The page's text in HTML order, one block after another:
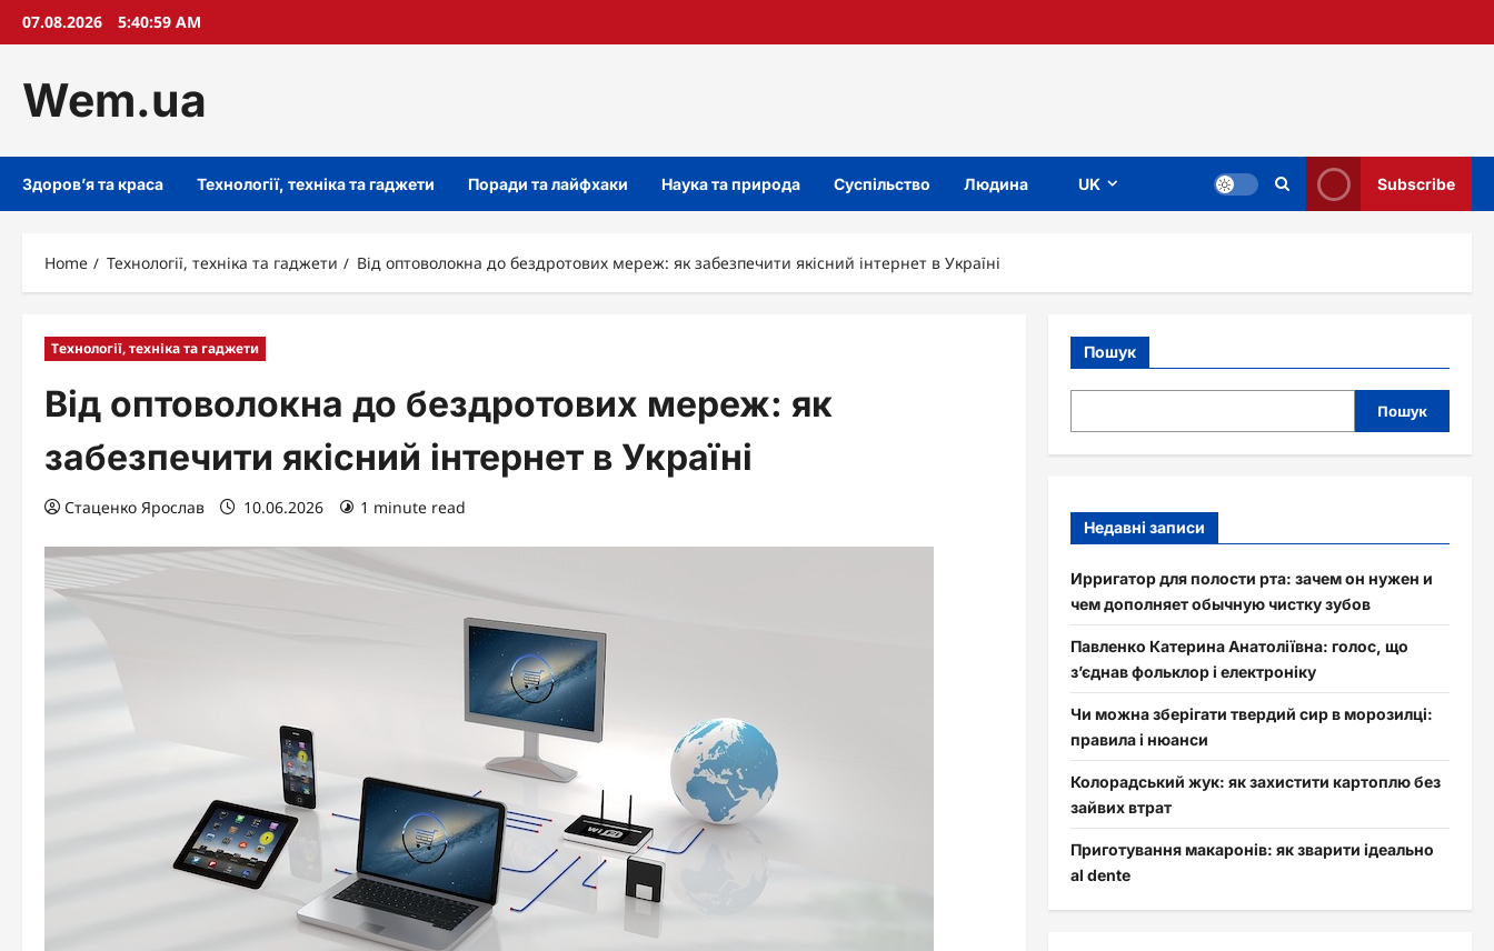
Skip07.08.2026 5:41:00 AM
Wem.ua
Здоров’я та краса Технології, техніка та гаджети Поради та лайфхаки Наука та природа Суспільство Людина UK Subscribe
Home Технології, техніка та гаджети Від оптоволокна до бездротових мереж: як забезпечити якісний інтернет в Україні
Технології, техніка та гаджети
Від оптоволокна до бездротових мереж: як
забезпечити якісний інтернет в Україні
Стаценко Ярослав 10.06.2026 1 minute read
Пошук
Пошук
Недавні записи
Ирригатор для полости рта: зачем он нужен и
чем дополняет обычную чистку зубов
Павленко Катерина Анатоліївна: голос, що
з’єднав фольклор і електроніку
Чи можна зберігати твердий сир в морозилці:
правила і нюанси
Колорадський жук: як захистити картоплю без
зайвих втрат
Приготування макаронів: як зварити ідеально
al dente